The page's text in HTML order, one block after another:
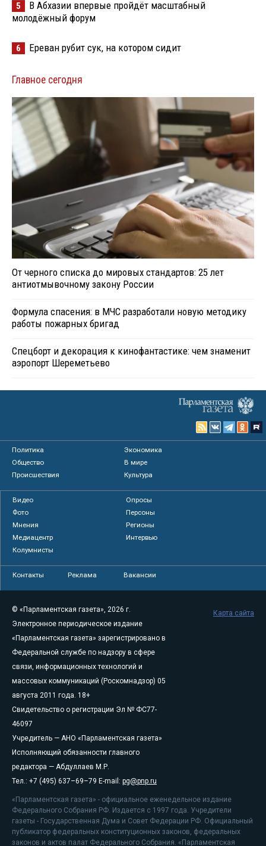
5
В Абхазии впервые пройдёт масштабный
молодёжный форум
6 Ереван рубит сук, на котором сидит
Главное сегодня
От черного списка до мировых стандартов: 25 лет
антиотмывочному закону России
Формула спасения: в МЧС разработали новую методику
работы пожарных бригад
Спецборт и декорация к кинофантастике: чем знаменит
аэропорт Шереметьево
Политика
Экономика
Общество
В мире
Происшествия
Культура
Видео
Опросы
Фото
Персоны
Мнения
Регионы
Медиацентр
Интервью
Колумнисты
Контакты Реклама Вакансии
© «Парламентская газета», 2026 г.
Электронное периодическое издание
«Парламентская газета» зарегистрировано в
Федеральной службе по надзору в сфере
связи, информационных технологий и
массовых коммуникаций (Роскомнадзор) 05
августа 2011 года. 18+
Свидетельство о регистрации Эл № ФС77-
46097
Учредитель — АНО «Парламентская газета»
Исполняющий обязанности главного
редактора — Абдуллаев М.Р.
Тел.: +7 (495) 637–69–79 E-mail: pg@pnp.ru
«Парламентская газета» - официальное еженедельное издание
Федерального Собрания РФ. Издается с 1997 года. Учредители
газеты - Государственная Дума и Совет Федерации РФ. Официальный
публикатор федеральных конституционных законов, федеральных
законов и актов палат Федерального Собрания. «Парламентская
Карта сайта